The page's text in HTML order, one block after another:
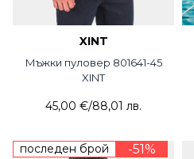
XINT
Мъжки пуловер 801641-45
XINT
45,00 €/88,01 лв.
последен брой -51%